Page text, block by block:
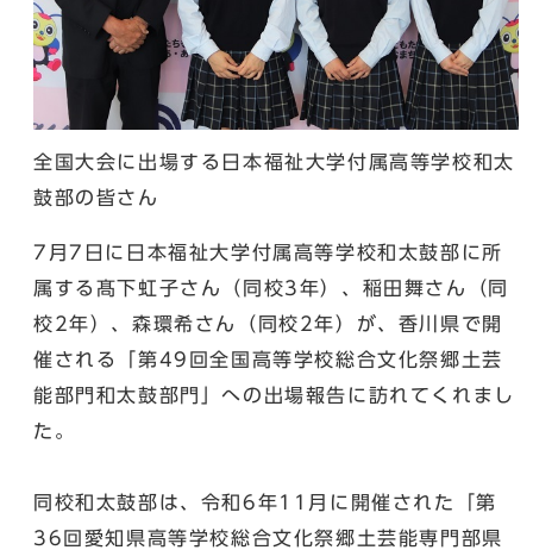
全国大会に出場する日本福祉大学付属高等学校和太
鼓部の皆さん
7月7日に日本福祉大学付属高等学校和太鼓部に所
属する髙下虹子さん（同校3年）、稲田舞さん（同
校2年）、森環希さん（同校2年）が、香川県で開
催される「第49回全国高等学校総合文化祭郷土芸
能部門和太鼓部門」への出場報告に訪れてくれまし
た。
同校和太鼓部は、令和6年11月に開催された「第
36回愛知県高等学校総合文化祭郷土芸能専門部県